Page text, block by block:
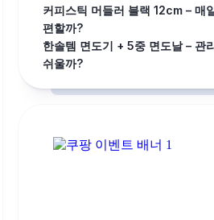
커피스틱 머들러 블랙 12cm – 매
편할까?
한솔템 면도기 + 5중 면도날 – 관
쉬울까?